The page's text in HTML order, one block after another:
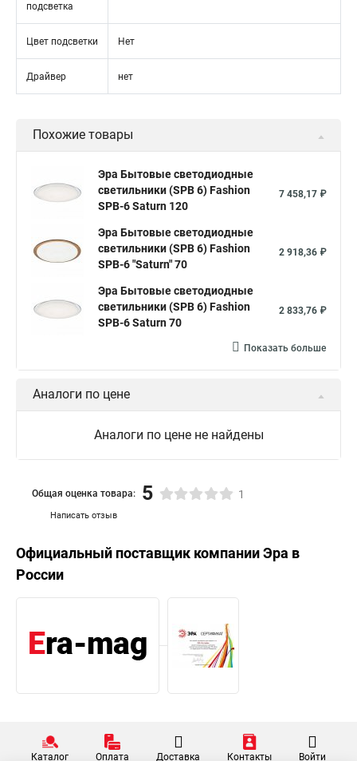
подсветка
Цвет подсветки Нет
Драйвер нет
Похожие товары
Эра Бытовые светодиодные
светильники (SPB 6) Fashion
SPB-6 Saturn 120
7 458,17 ₽
Эра Бытовые светодиодные
светильники (SPB 6) Fashion
SPB-6 "Saturn" 70
2 918,36 ₽
Эра Бытовые светодиодные
светильники (SPB 6) Fashion
SPB-6 Saturn 70
2 833,76 ₽
Показать больше
Аналоги по цене
Аналоги по цене не найдены
Написать отзыв
Общая оценка товара: 5 1
Официальный поставщик компанииЭра в
России
Каталог Оплата Доставка Контакты Войти